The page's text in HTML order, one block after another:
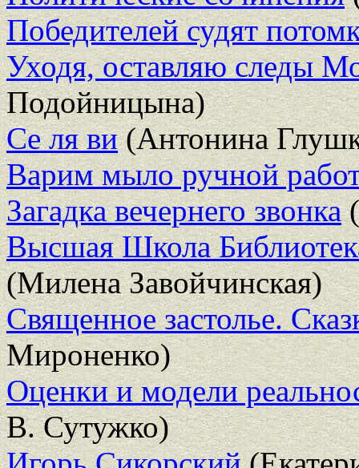
Победителей судят
Уходя, оставляю следы
Подойницына)
Се ля ви(Антонина
Варим мыло ручной
Загадка вечернего звонка
Высшая Школа
(Милена Завойчинская)
Священное застолье.
Мироненко)
Оценки и модели
В. Сутужко)